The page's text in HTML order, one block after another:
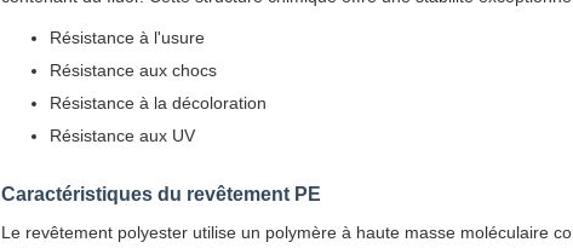
Résistance à l'usure
Résistance aux chocs
Résistance à la décoloration
Résistance aux UV
Caractéristiques du revêtement PE
Le revêtement polyester utilise un polymère à haute masse moléculaire